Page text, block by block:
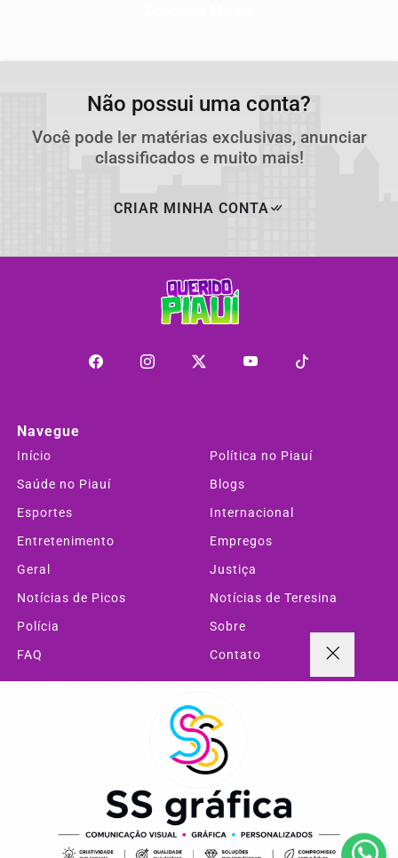
Não possui uma conta?
Você pode ler matérias exclusivas, anunciar
classificados e muito mais!
CRIAR MINHA CONTA
Navegue
Início
Política no Piauí
Saúde no Piauí
Blogs
Esportes
Internacional
Entretenimento
Empregos
Geral
Justiça
Notícias de Picos
Notícias de Teresina
Polícia
Sobre
FAQ
Contato
Painel do Leitor
Querido Piauí- Todos os direitos reservados
Termos de Uso e Privacidade
Esse site utiliza cookies para melhorar sua experiência
de navegação. Ao continuar o acesso, entendemos que
você concorda com nossos Termos de Uso e
PARA MAIS INFORMAÇÕES,ACESSE NOSSOS TERMOS
CLICANDO AQUI